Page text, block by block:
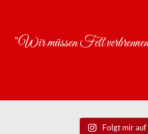
”Wir müssen Fett
Folgt mir